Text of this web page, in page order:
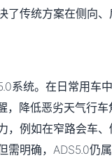
了传统方案在侧向
系统。在日常用车
，降低恶劣天气行
，例如在窄路会车
需明确，ADS5.0仍